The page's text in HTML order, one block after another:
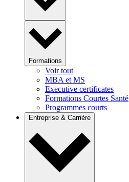
Formations
Voir tout
MBA et MS
Executive certificates
Formations Courtes Santé
Programmes courts
Entreprise & Carrière